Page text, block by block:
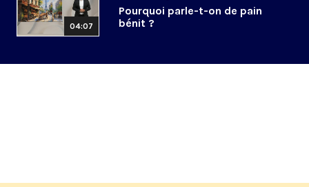
04:07
Pourquoi parle-t-on de pain
bénit ?